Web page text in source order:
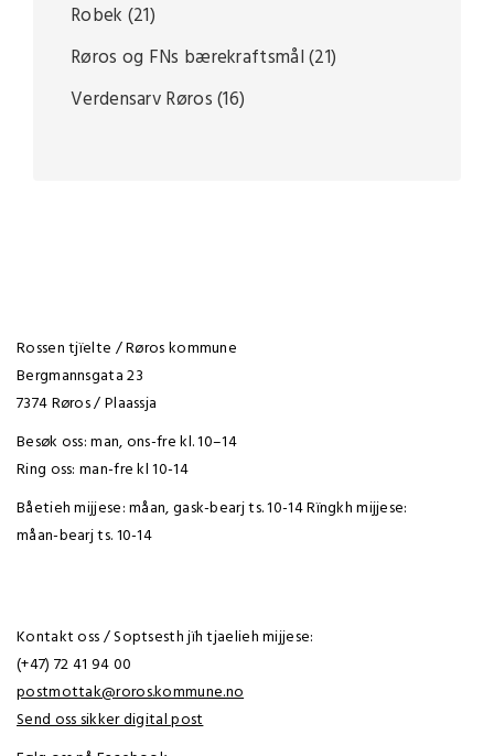
Robek (21)
Røros og FNs bærekraftsmål(21)
Verdensarv Røros(16)
Rossen tjïelte / Røros kommune
Bergmannsgata 23
7374 Røros / Plaassja
Besøk oss: man, ons-fre kl. 10–14
Ring oss: man-fre kl 10-14
Båetieh mijjese: måan, gask-bearj ts. 10-14 Rïngkh mijjese:
måan-bearj ts. 10-14
Kontakt oss / Soptsesth jïh tjaelieh mijjese:
(+47) 72 41 94 00
postmottak@roros.kommune.no
Send oss sikker digital post